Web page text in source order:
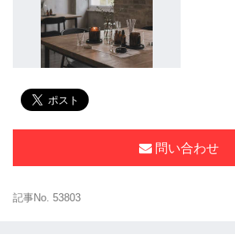
問い合わせ
記事No. 53803